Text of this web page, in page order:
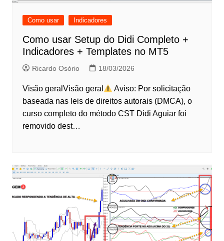
Como usar Indicadores
Como usar Setup do Didi Completo +
Indicadores + Templates no MT5
Ricardo Osório 18/03/2026
Visão geralVisão geral
Aviso: Por solicitação
baseada nas leis de direitos autorais (DMCA), o
curso completo do método CST Didi Aguiar foi
removido dest…